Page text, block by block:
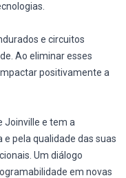
e circuitos
Ao eliminar esses
positivamente a
Joinville e tem a
pela qualidade das suas
Um diálogo
em novas